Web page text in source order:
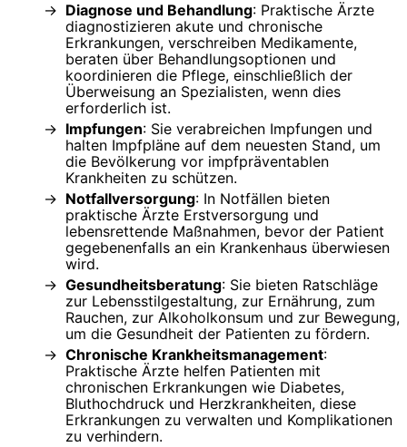
Diagnose und Behandlung: Praktische Ärzte
diagnostizieren akute und chronische
Erkrankungen, verschreiben Medikamente,
beraten über Behandlungsoptionen und
koordinieren die Pflege, einschließlich der
Überweisung an Spezialisten, wenn dies
erforderlich ist.
Impfungen: Sie verabreichen Impfungen und
halten Impfpläne auf dem neuesten Stand, um
die Bevölkerung vor impfpräventablen
Krankheiten zu schützen.
Notfallversorgung: In Notfällen bieten
praktische Ärzte Erstversorgung und
lebensrettende Maßnahmen, bevor der Patient
gegebenenfalls an ein Krankenhaus überwiesen
wird.
Gesundheitsberatung: Sie bieten Ratschläge
zur Lebensstilgestaltung, zur Ernährung, zum
Rauchen, zur Alkoholkonsum und zur Bewegung,
um die Gesundheit der Patienten zu fördern.
Chronische Krankheitsmanagement:
Praktische Ärzte helfen Patienten mit
chronischen Erkrankungen wie Diabetes,
Bluthochdruck und Herzkrankheiten, diese
Erkrankungen zu verwalten und Komplikationen
zu verhindern.